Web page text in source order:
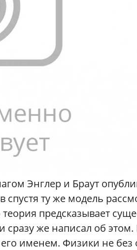
Энглер и Браут
ту же модель
предсказывает
сразу же написал об этом.
именем. Физики не без